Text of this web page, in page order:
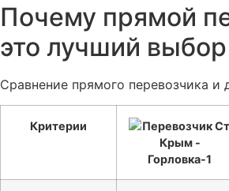
Почему прямой
это лучший выбор
Сравнение прямого перевозчика и
Критерии